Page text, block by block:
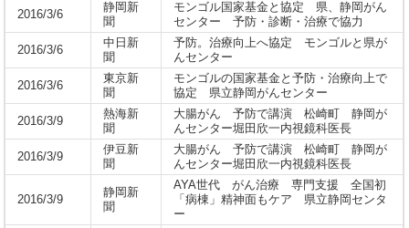
2016/3/6
静岡新
聞
モンゴル国家基金と協定 県、静岡がん
センター 予防・診断・治療で協力
2016/3/6
中日新
聞
予防。治療向上へ協定 モンゴルと県が
んセンター
2016/3/6
東京新
聞
モンゴルの国家基金と予防・治療向上で
協定 県立静岡がんセンター
2016/3/9
熱海新
聞
大腸がん 予防で講演 松崎町 静岡が
んセンター堀田欣一内視鏡科医長
2016/3/9
伊豆新
聞
大腸がん 予防で講演 松崎町 静岡が
んセンター堀田欣一内視鏡科医長
2016/3/9
静岡新
聞
AYA世代 がん治療 専門支援 全国初
「病棟」精神面もケア 県立静岡センタ
ー